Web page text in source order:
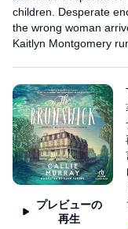
children. Desperate
the wrong woman
Kaitlyn Montgomery
プレビューの
再生